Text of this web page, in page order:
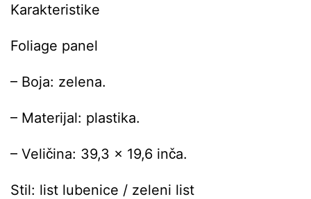
Karakteristike
Foliage panel
– Boja: zelena.
– Materijal: plastika.
– Veličina: 39,3 x 19,6 inča.
Stil: list lubenice / zeleni list